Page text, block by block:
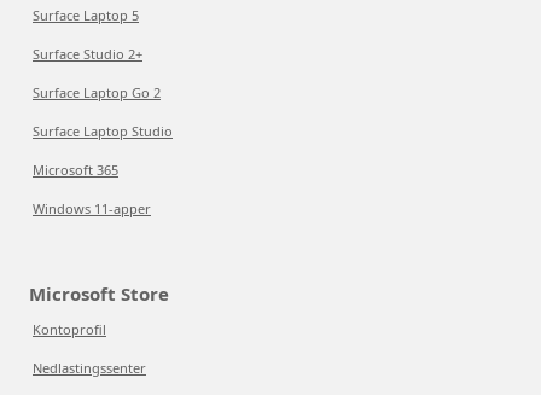
Surface Laptop 5
Surface Studio 2+
Surface Laptop Go 2
Surface Laptop Studio
Microsoft 365
Windows 11-apper
Microsoft Store
Kontoprofil
Nedlastingssenter